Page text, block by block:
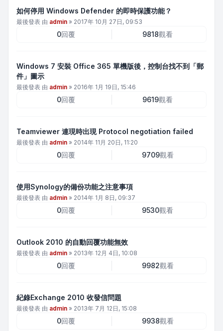
如何停用 Windows Defender 的即時保護功能？
最後發表 由 admin » 2017年 10月 27日, 09:53
0回覆 9818觀看
Windows 7 安裝 Office 365 單機版後，控制台找不到「郵
件」圖示
最後發表 由 admin » 2016年 1月 19日, 15:46
0回覆 9619觀看
Teamviewer 連現時出現 Protocol negotiation failed
最後發表 由 admin » 2014年 11月 20日, 11:20
0回覆 9709觀看
使用Synology的備份功能之注意事項
最後發表 由 admin » 2014年 1月 8日, 09:37
0回覆 9530觀看
Outlook 2010 的自動回覆功能無效
最後發表 由 admin » 2013年 12月 4日, 10:08
0回覆 9982觀看
紀錄Exchange 2010 收發信問題
最後發表 由 admin » 2013年 7月 12日, 15:08
0回覆 9938觀看